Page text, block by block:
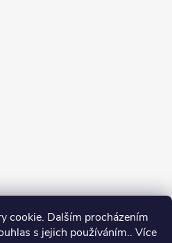
cookie. Dalším procházením
s jejich používáním.. Více